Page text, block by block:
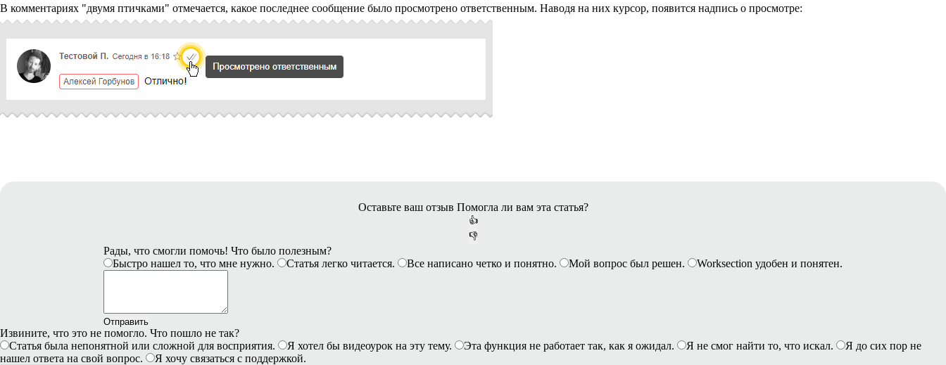
В комментариях "двумя птичками" отмечается, какое последнее сообщение было просмотрено ответственным. Наводя на них курсор, появится надпись о просмотре:
Оставьте ваш отзыв Помогла ли вам эта статья?
👍
👎
Рады, что смогли помочь! Что было полезным?
Быстро нашел то, что мне нужно.
Статья легко читается. Все написано четко и понятно. Мой вопрос был решен. Worksection удобен и понятен.
Отправить
Извините, что это не помогло. Что пошло не так?
Статья была непонятной или сложной для восприятия.
Я хотел бы видеоурок на эту тему. Эта функция не работает так, как я ожидал. Я не смог найти то, что искал.
Я до сих пор не
нашел ответа на свой вопрос.
Я хочу связаться с поддержкой.